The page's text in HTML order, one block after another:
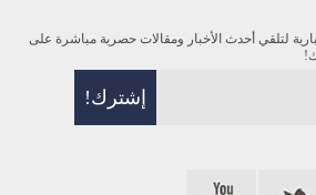
لتلقي أحدث الأخبار ومقالات حصرية مباشرة على